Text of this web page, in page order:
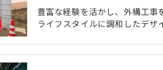
豊富な経験を活かし、外構工事
ライフスタイルに調和したデザ